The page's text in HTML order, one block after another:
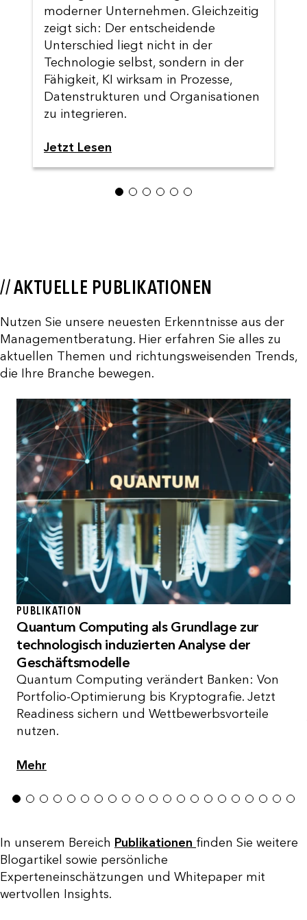
moderner Unternehmen. Gleichzeitig
zeigt sich: Der entscheidende
Unterschied liegt nicht in der
Technologie selbst, sondern in der
Fähigkeit, KI wirksam in Prozesse,
Datenstrukturen und Organisationen
zu integrieren.
Jetzt Lesen
1 2 3 4 5 6
// AKTUELLE PUBLIKATIONEN
Nutzen Sie unsere neuesten Erkenntnisse aus der
Managementberatung. Hier erfahren Sie alles zu
aktuellen Themen und richtungsweisenden Trends,
die Ihre Branche bewegen.
PUBLIKATION
Quantum Computing als Grundlage zur
technologisch induzierten Analyse der
Geschäftsmodelle
Quantum Computing verändert Banken: Von
Portfolio-Optimierung bis Kryptografie. Jetzt
Readiness sichern und Wettbewerbsvorteile
nutzen.
Mehr
1 2 3 4 5 6 7 8 9 101112131415161718192021
In unserem Bereich Publikationen finden Sie weitere
Blogartikel sowie persönliche
Experteneinschätzungen und Whitepaper mit
wertvollen Insights.